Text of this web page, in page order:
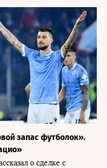
запас футболок».
о сделке с